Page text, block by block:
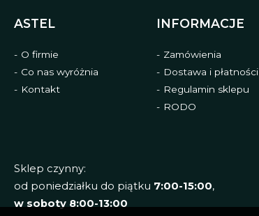
ASTEL
O firmie
Co nas wyróżnia
Kontakt
INFORMACJE
Zamówienia
Dostawa i płatności
Regulamin sklepu
RODO
Sklep czynny:
od poniedziałku do piątku 7:00-15:00,
w soboty 8:00-13:00